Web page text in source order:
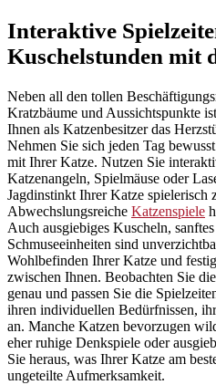
Interaktive
Kuschelstunden mit
Neben all den tollen
Kratzbäume und Aussichtspunkte
Ihnen als Katzenbesitzer das
Nehmen Sie sich jeden Tag
mit Ihrer Katze. Nutzen Sie
Katzenangeln, Spielmäuse oder
Jagdinstinkt Ihrer Katze spielerisch
Abwechslungsreiche Katzenspiele
Auch ausgiebiges Kuscheln,
Schmuseeinheiten sind
Wohlbefinden Ihrer Katze und
zwischen Ihnen. Beobachten Sie
genau und passen Sie die
ihren individuellen Bedürfnissen,
an. Manche Katzen bevorzugen
eher ruhige Denkspiele oder
Sie heraus, was Ihrer Katze am
ungeteilte Aufmerksamkeit.